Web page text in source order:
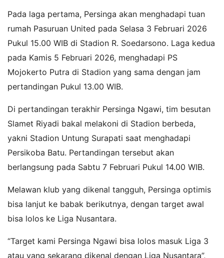
Pada laga pertama, Persinga akan menghadapi tuan
rumah Pasuruan United pada Selasa 3 Februari 2026
Pukul 15.00 WIB di Stadion R. Soedarsono. Laga kedua
pada Kamis 5 Februari 2026, menghadapi PS
Mojokerto Putra di Stadion yang sama dengan jam
pertandingan Pukul 13.00 WIB.
Di pertandingan terakhir Persinga Ngawi, tim besutan
Slamet Riyadi bakal melakoni di Stadion berbeda,
yakni Stadion Untung Surapati saat menghadapi
Persikoba Batu. Pertandingan tersebut akan
berlangsung pada Sabtu 7 Februari Pukul 14.00 WIB.
Melawan klub yang dikenal tangguh, Persinga optimis
bisa lanjut ke babak berikutnya, dengan target awal
bisa lolos ke Liga Nusantara.
“Target kami Persinga Ngawi bisa lolos masuk Liga 3
atau yang sekarang dikenal dengan Liga Nusantara”,